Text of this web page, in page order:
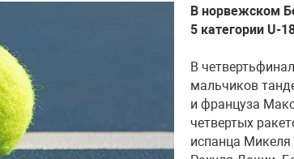
В норвежском
5 категории U-
В
мальчиков
и француза
четвертых
испанца Микеля